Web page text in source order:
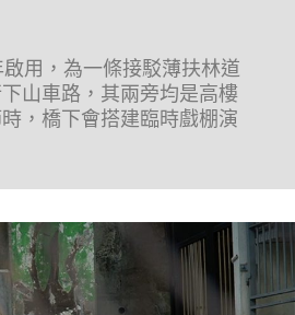
用，為一條接駁薄扶林道
山車路，其兩旁均是高樓
，橋下會搭建臨時戲棚演